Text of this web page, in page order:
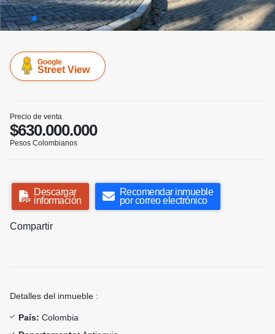
Google
Street View
Precio de venta
$630.000.000
Pesos Colombianos
Descargar
información
Recomendar inmueble
por correo electrónico
Compartir
Detalles del inmueble :
País: Colombia